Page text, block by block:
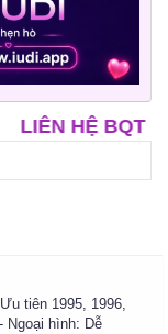
BQT NỐI
tiên 1995, 1996,
Ngoại hình: Dễ